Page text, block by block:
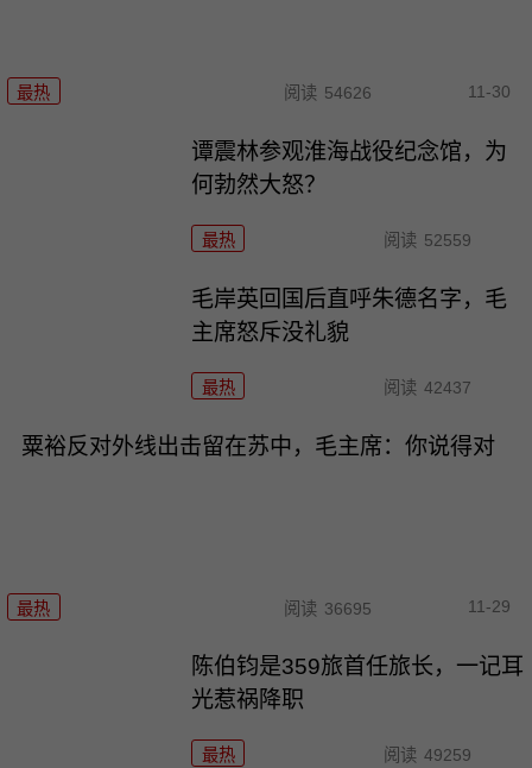
最热 阅读 54626 11-30
谭震林参观淮海战役纪念馆，为
何勃然大怒？
最热 阅读 52559
毛岸英回国后直呼朱德名字，毛
主席怒斥没礼貌
最热 阅读 42437
粟裕反对外线出击留在苏中，毛主席：你说得对
最热 阅读 36695 11-29
陈伯钧是359旅首任旅长，一记耳
光惹祸降职
最热 阅读 49259